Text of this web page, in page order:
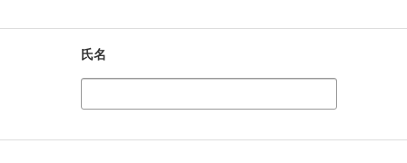
氏名